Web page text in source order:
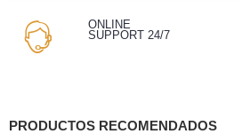
ONLINE
SUPPORT 24/7
PRODUCTOS RECOMENDADOS